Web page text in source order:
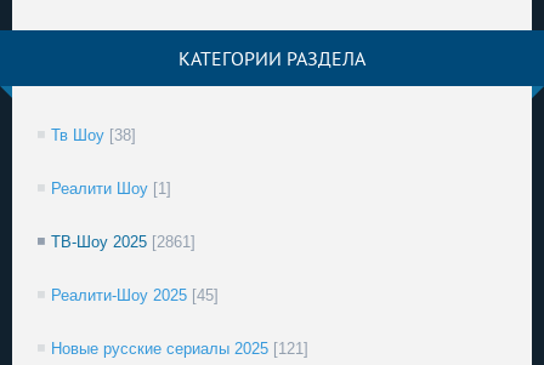
КАТЕГОРИИ РАЗДЕЛА
Тв Шоу [38]
Реалити Шоу [1]
ТВ-Шоу 2025 [2861]
Реалити-Шоу 2025 [45]
Новые русские сериалы 2025 [121]